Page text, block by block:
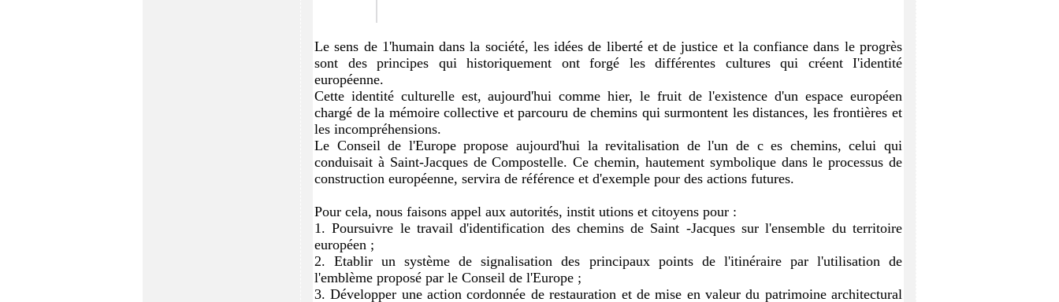
Le sens de 1'humain dans la société, les idées de liberté et de justice et la confiance dans le progrès
sont des
principes qui historiquement ont forgé les différentes cultures qui créent I'identité
européenne.
Cette identité culturelle est, aujourd'hui comme hier, le fruit de l'existence d'un espace européen
chargé de la mémoire collective et parcouru de chemins qui surmontent les distances, les frontières et
les incompréhensions.
Le Conseil de l'Europe propose aujourd'hui la revitalisation de l'un de c es chemins, celui qui
conduisait à Saint-Jacques de Compostelle. Ce chemin, hautement symbolique dans le processus de
construction européenne, servira de référence et d'exemple pour des actions futures.
Pour cela, nous faisons appel aux autorités, instit utions et citoyens pour :
1. Poursuivre le travail d'identification des chemins de Saint -Jacques sur l'ensemble du territoire
européen ;
2. Etablir un système de signalisation des principaux points de l'itinéraire par l'utilisation de
l'emblème proposé par le Conseil de l'Europe ;
3. Développer une action cordonnée de restauration et de mise en valeur du patrimoine architectural